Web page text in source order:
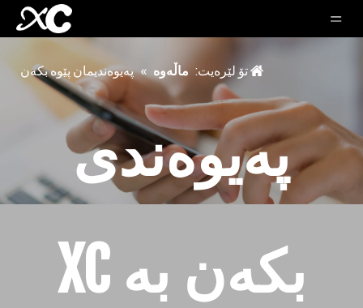
تۆ لێرەیت: ماڵەوە » پەیوەندیمان پێوە بکەن
پەیوەندی
بکەن بە XC